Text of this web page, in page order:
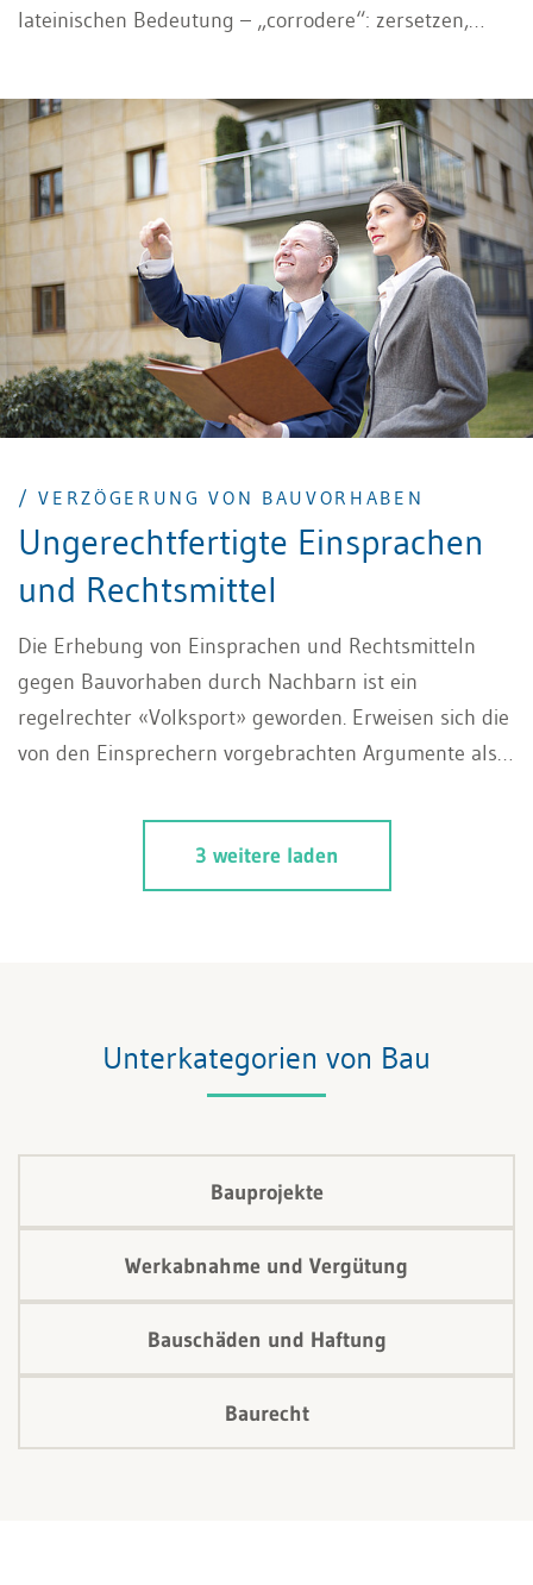
lateinischen Bedeutung – „corrodere“: zersetzen,
von Wirtschaft, Ökologie, Gesundheit und Sicherheit.
/ VERZÖGERUNG VON BAUVORHABEN
Ungerechtfertigte Einsprachen
und Rechtsmittel
Die Erhebung von Einsprachen und Rechtsmitteln
gegen Bauvorhaben durch Nachbarn ist ein
regelrechter «Volksport» geworden. Erweisen sich die
von den Einsprechern vorgebrachten Argumente als
rechtskräftig abgewiesen, kann die Bauherrschaft
zwar bauen, die Verzögerung des Bauvorhabens und
die daraus entstehenden Kosten sind jedoch unter
3 weitere laden
Unterkategorien von Bau
Bauprojekte
Werkabnahme und Vergütung
Bauschäden und Haftung
Baurecht